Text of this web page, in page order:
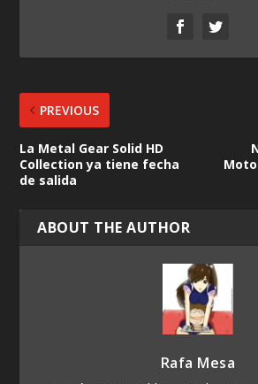
PREVIOUS
La Metal Gear Solid HD
Collection ya tiene fecha
de salida
ABOUT THE AUTHOR
Rafa Mesa